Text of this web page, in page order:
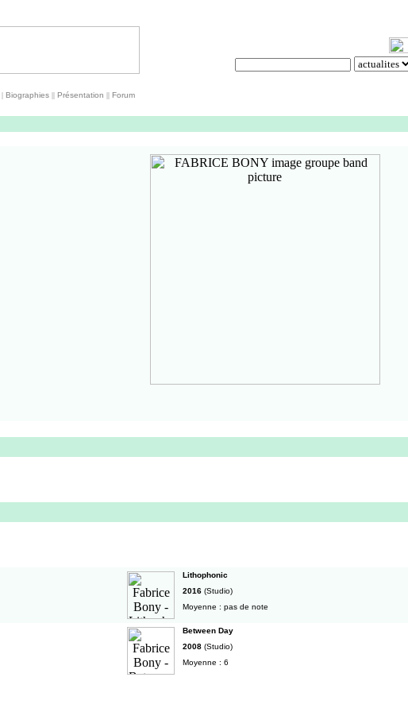
| Biographies || Présentation || Forum
Lithophonic
2016 (Studio)
Moyenne : pas de note
Between Day
2008 (Studio)
Moyenne : 6